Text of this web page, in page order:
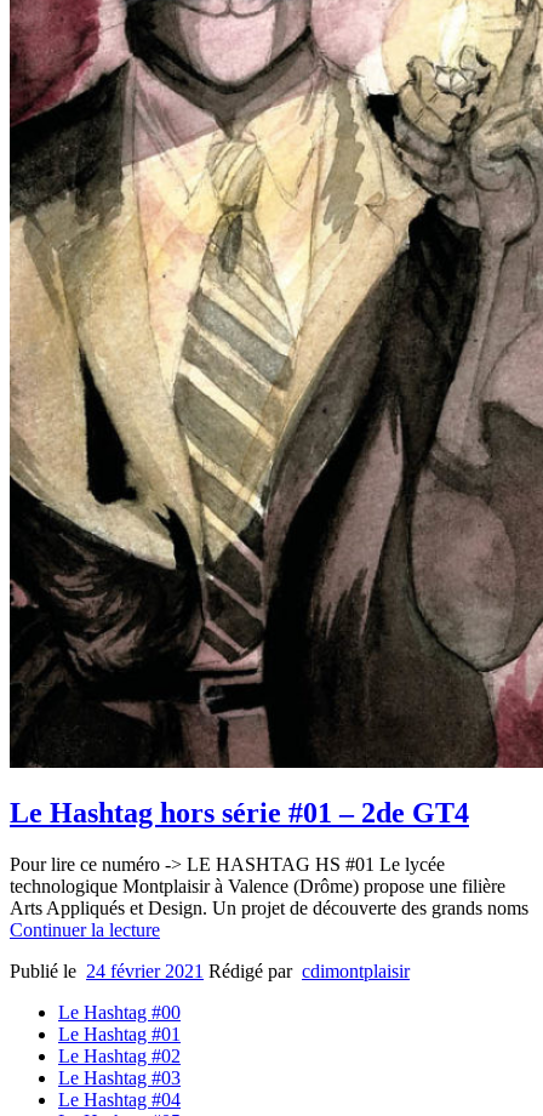
Le Hashtag hors série #01 – 2de GT4
Pour lire ce numéro -> LE HASHTAG HS #01 Le lycée
technologique Montplaisir à Valence (Drôme) propose une filière
Arts Appliqués et Design. Un projet de découverte des grands noms
Continuer la lecture
Publié le 24 février 2021 Rédigé par cdimontplaisir
Le Hashtag #00
Le Hashtag #01
Le Hashtag #02
Le Hashtag #03
Le Hashtag #04